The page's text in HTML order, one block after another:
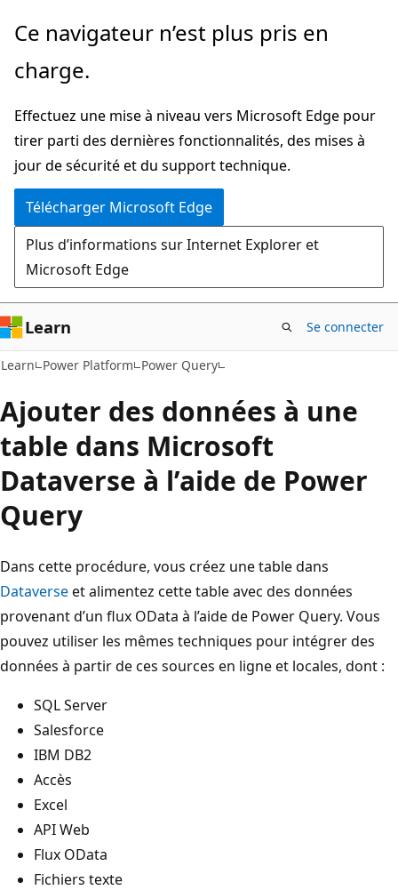
Passer
directement
au
principal
Ce navigateur n’est plus pris en
charge.
Effectuez une mise à niveau vers Microsoft Edge pour
tirer parti des dernières fonctionnalités, des mises à
jour de sécurité et du support technique.
Télécharger Microsoft Edge
Plus d’informations sur Internet Explorer et
Microsoft Edge
Learn Se connecter
Learn Power Platform Power Query
Ajouter des données à une
table dans Microsoft
Dataverse à l’aide de Power
Query
Dans cette procédure, vous créez une table dans
Dataverseet alimentez cette table avec des données
provenant d’un flux OData à l’aide de Power Query. Vous
pouvez utiliser les mêmes techniques pour intégrer des
données à partir de ces sources en ligne et locales, dont :
SQL Server
Salesforce
IBM DB2
Accès
Excel
API Web
Flux OData
Fichiers texte